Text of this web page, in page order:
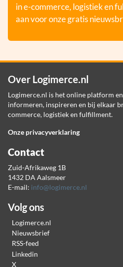
in e-commerce, logistiek en
aan voor onze gratis
Over Logimerce.nl
Logimerce.nl is het online platform
informeren, inspireren en bij elkaar
commerce, logistiek en fulfillment.
Onze privacyverklaring
Contact
Zuid-Afrikaweg 1B
1432 DA Aalsmeer
E-mail: info@logimerce.nl
Volg ons
Logimerce.nl
Nieuwsbrief
RSS-feed
Linkedin
X